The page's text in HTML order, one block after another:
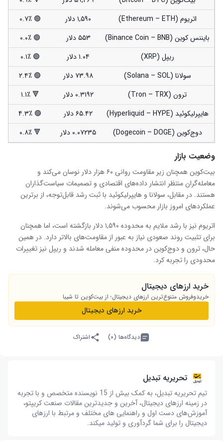
اتریوم (Ethereum – ETH)
۱,۵۹۰ دلار
🟢 ۰.۷٪
بایننس کوین (Binance Coin – BNB)
۵۵۳ دلار
🟢 ۰.۰٪
ریپل (XRP)
۱.۰۴ دلار
🟢 ۰.۱٪
سولانا (Solana – SOL)
۷۳.۹۸ دلار
🟢 ۲.۴٪
ترون (Tron – TRX)
۰.۳۱۹۲ دلار
🔻 ۱.۱٪
هایپرلیکوئید (Hyperliquid – HYPE)
۶۵.۴۲ دلار
🟢 ۴.۳٪
دوج‌کوین (Dogecoin – DOGE)
۰.۰۷۲۳۵ دلار 🔻 ۰.۸٪
وضعیت بازار
بیت‌کوین همچنان زیر مقاومت روانی ۶۰ هزار دلار نوسان می‌کند و
معامله‌گران منتظر انتشار داده‌های اقتصادی و تصمیمات سیاست‌گذاران
هستند. در مقابل، سولانا و هایپرلیکوئید با ثبت رشد قابل‌توجه، از برترین
عملکردهای امروز بازار محسوب می‌شوند.
اتریوم نیز با رشد ملایم به محدوده ۱,۵۹۰ دلار بازگشته است، اما همچنان
برای تثبیت روند صعودی نیاز به عبور از مقاومت‌های بالاتر دارد. در همین
حال، ترون و دوج‌کوین در محدوده منفی معامله شدند و ریپل نیز تغییرات
محدودی را تجربه کرد.
خرید ارزهای دیجیتال
خریدوفروش متنوع‌ترین ارزهای دیجیتال؛ از بیت‌کوین تا شیبا
خرید ارزهای دیجیتال
دیدگاه‌ها (۰) اشتراک
تحریریه تبدیل
تیم تحریریه تبدیل، به کمک بیش از 15 نویسنده متخصص و با تجربه
در زمینه ارزهای دیجیتال، آخرین و جدیدترین مقالات صنعت کریپتو،
آموزش‌های دست اول و راهنمایی های مختلف و مرتبط با ارزهای
دیجیتال را برای شما گردآوری و تولید میکند.